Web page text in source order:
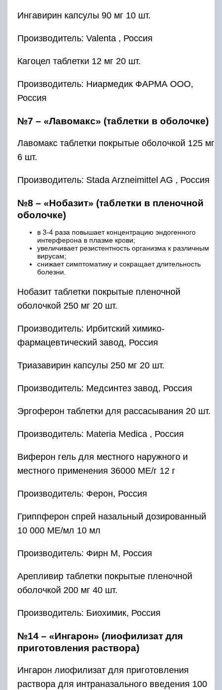
Ингавирин капсулы 90 мг 10 шт.
Производитель: Valenta , Россия
Кагоцел таблетки 12 мг 20 шт.
Производитель: Ниармедик ФАРМА ООО,
Россия
№7 – «Лавомакс» (таблетки в оболочке)
Лавомакс таблетки покрытые оболочкой 125 мг
6 шт.
Производитель: Stada Arzneimittel AG , Россия
№8 – «Нобазит» (таблетки в пленочной
оболочке)
в 3-4 раза повышает концентрацию эндогенного
интерферона в плазме крови;
увеличивает резистентность организма к различным
вирусам;
снижает симптоматику и сокращает длительность
болезни.
Нобазит таблетки покрытые пленочной
оболочкой 250 мг 20 шт.
Производитель: Ирбитский химико-
фармацевтический завод, Россия
Триазавирин капсулы 250 мг 20 шт.
Производитель: Медсинтез завод, Россия
Эргоферон таблетки для рассасывания 20 шт.
Производитель: Materia Medica , Россия
Виферон гель для местного наружного и
местного применения 36000 МЕ/г 12 г
Производитель: Ферон, Россия
Гриппферон спрей назальный дозированный
10 000 МЕ/мл 10 мл
Производитель: Фирн М, Россия
Арепливир таблетки покрытые пленочной
оболочкой 200 мг 40 шт.
Производитель: Биохимик, Россия
№14 – «Ингарон» (лиофилизат для
приготовления раствора)
Ингарон лиофилизат для приготовления
раствора для интраназального введения 100